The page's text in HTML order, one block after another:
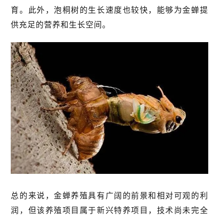
育。此外，泡桐树的生长速度也较快，能够为金蝉提
供充足的营养和生长空间。
总的来说，金蝉养殖具有广阔的前景和相对可观的利
润，但该养殖项目属于新兴特养项目，技术尚未完全